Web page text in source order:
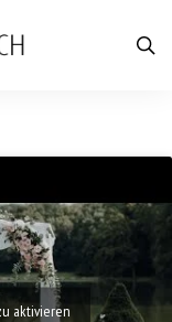
aktivieren